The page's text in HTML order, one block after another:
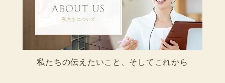
私たちの伝えたいこと、そしてこれから